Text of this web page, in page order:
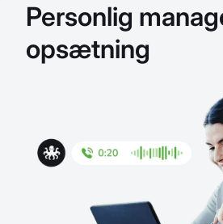
Personlig
opsætning